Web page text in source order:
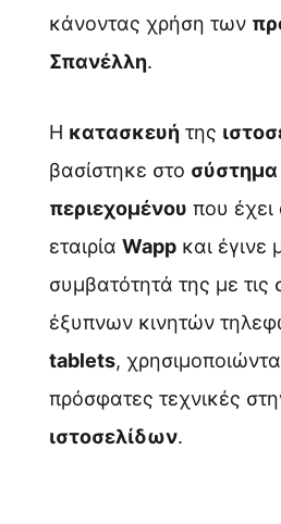
κάνοντας χρήση των
Σπανέλλη.
Η κατασκευήτης
βασίστηκε στο σύστημα
περιεχομένου που έχει
εταιρία Wappκαι έγινε
συμβατότητά της με τις
έξυπνων κινητών
tablets,
πρόσφατες τεχνικές
ιστοσελίδων.